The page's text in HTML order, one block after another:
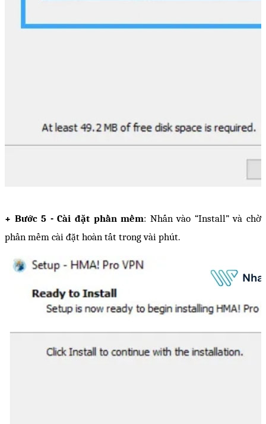
+ Bước 5 - Cài đặt phần mềm: Nhấn vào “Install” và chờ
phần mềm cài đặt hoàn tất trong vài phút.